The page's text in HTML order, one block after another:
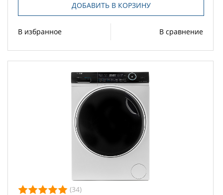
ДОБАВИТЬ В КОРЗИНУ
В избранное В сравнение
(34)